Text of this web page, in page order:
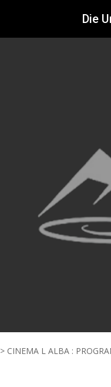
Die
> CINEMA L ALBA :